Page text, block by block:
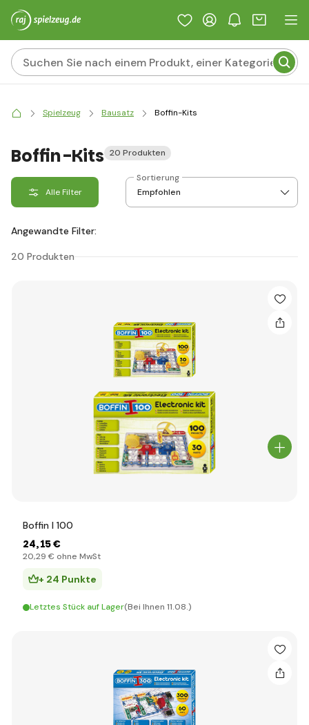
Spielzeug Bausatz Boffin-Kits
Boffin-Kits 20 Produkten
Alle Filter
Sortierung
Angewandte Filter:
20 Produkten
Boffin I 100
24,15 €
20,29 € ohne MwSt
+ 24 Punkte
Letztes Stück auf Lager(Bei Ihnen 11.08.)